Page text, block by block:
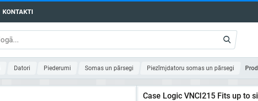
KONTAKTI
Datori Piederumi Somas un pārsegi Piezīmjdatoru somas un pārsegi
Case Logic VNCI215 Fits up to